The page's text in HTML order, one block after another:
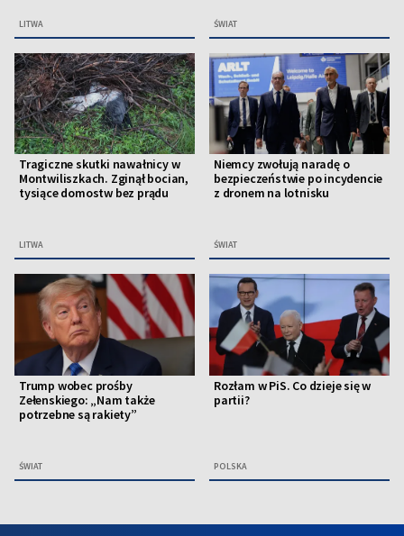
LITWA ŚWIAT
Tragiczne skutki nawałnicy w
Montwiliszkach. Zginął bocian,
tysiące domostw bez prądu
LITWA
Niemcy zwołują naradę o
bezpieczeństwie po incydencie
z dronem na lotnisku
ŚWIAT
Trump wobec prośby
Zełenskiego: „Nam także
potrzebne są rakiety”
ŚWIAT
Rozłam w PiS. Co dzieje się w
partii?
POLSKA